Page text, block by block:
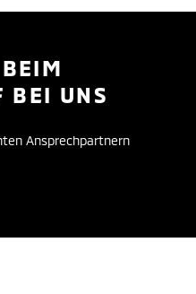
BEI UNS
Ansprechpartnern